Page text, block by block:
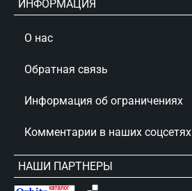
ИНФОРМАЦИЯ
О нас
Обратная связь
Информация об ограничениях
Комментарии в наших соцсетях
НАШИ ПАРТНЕРЫ